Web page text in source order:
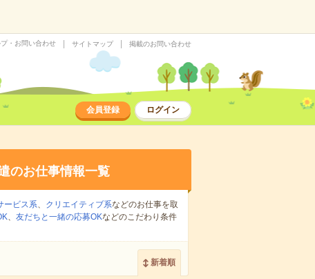
・お問い合わせ サイトマップ 掲載のお問い合わせ
会員登録 ログイン
のお仕事情報一覧
ービス系、 クリエイティブ系などのお仕事を取
、 友だちと一緒の応募OKなどのこだわり条件
新着順